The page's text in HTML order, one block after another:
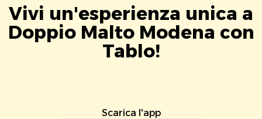
Vivi un'esperienza unica a
Doppio Malto Modena con
Tablo!
Scarica l'app